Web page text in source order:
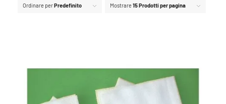
Ordinare perPredefinito Mostrare15 Prodotti per pagina